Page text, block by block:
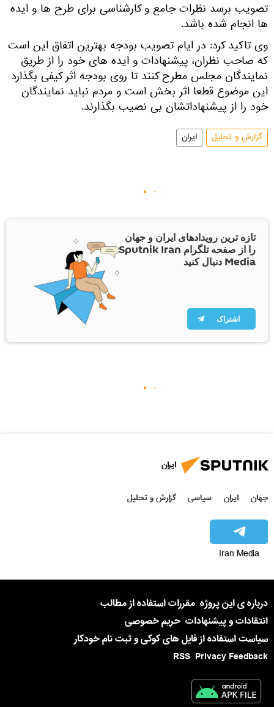
تصویب برسد نظرات جامع و کارشناسی برای طرح ها و ایده
ها انجام شده باشد.
وی تاکید کرد: در ایام تصویب بودجه بهترین اتفاق این است
که صاحب نظران، پیشنهادات و ایده های خود را از طریق
نمایندگان مجلس مطرح کنند تا روی بودجه اثر کیفی بگذارد
این موضوع قطعا اثر بخش است و مردم نباید نمایندگان
خود را از پیشنهاداتشان بی نصیب بگذارند.
گزارش و تحلیل ایران
تازه ترین رویدادهای ایران و جهان
را از صفحه تلگرام Sputnik Iran
Media دنبال کنید
اشتراک
ایران
جهان ایران سیاسی گزارش و تحلیل
Iran Media
درباره ی این پروژه مقررات استفاده از مطالب
انتقادات و پیشنهادات حریم خصوصی
سیاست استفاده از فایل های کوکی و ثبت نام خودکار
Privacy Feedback
RSS